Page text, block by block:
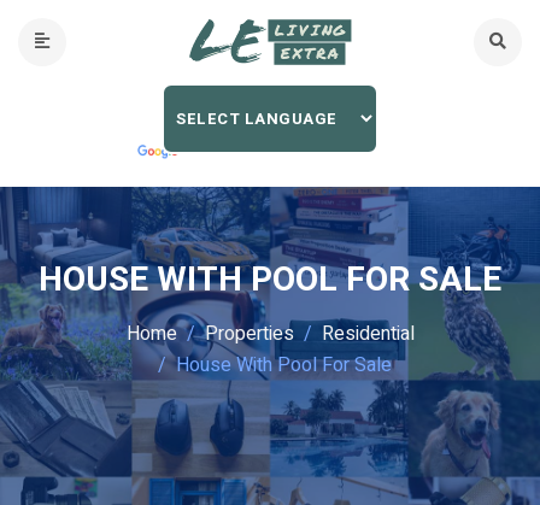
HOUSE WITH POOL FOR SALE
Home Properties
Residential
House With Pool For Sale